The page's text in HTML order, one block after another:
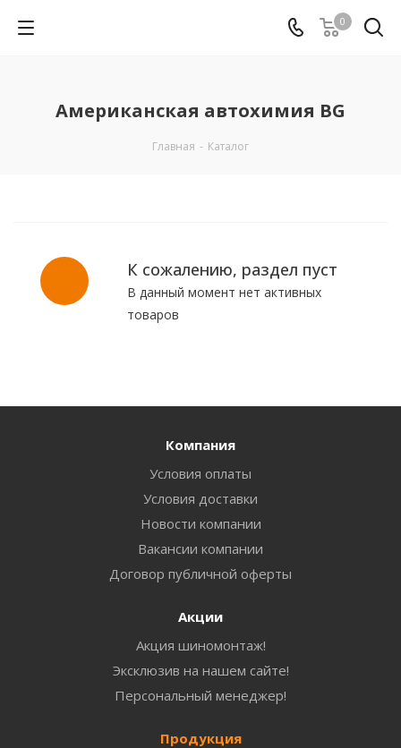
0
Американская автохимия BG
Главная - Каталог
К сожалению, раздел пуст
В данный момент нет активных
товаров
Компания
Условия оплаты
Условия доставки
Новости компании
Вакансии компании
Договор публичной оферты
Акции
Акция шиномонтаж!
Эксклюзив на нашем сайте!
Персональный менеджер!
Продукция